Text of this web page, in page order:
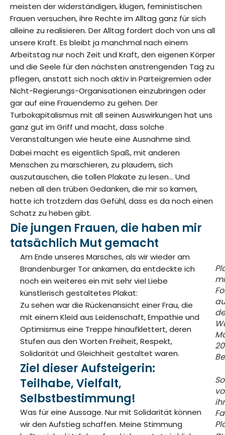
meisten der widerständigen, klugen, feministischen
Frauen versuchen, ihre Rechte im Alltag ganz für sich
alleine zu realisieren. Der Alltag fordert doch von uns all
unsere Kraft. Es bleibt ja manchmal nach einem
Arbeitstag nur noch Zeit und Kraft, den eigenen Körper
und die Seele für den nächsten anstrengenden Tag zu
pflegen, anstatt sich noch aktiv in Parteigremien oder
Nicht-Regierungs-Organisationen einzubringen oder
gar auf eine Frauendemo zu gehen. Der
Turbokapitalismus mit all seinen Auswirkungen hat uns
ganz gut im Griff und macht, dass solche
Veranstaltungen wie heute eine Ausnahme sind.
Dabei macht es eigentlich Spaß, mit anderen
Menschen zu marschieren, zu plaudern, sich
auszutauschen, die tollen Plakate zu lesen… Und
neben all den trüben Gedanken, die mir so kamen,
hatte ich trotzdem das Gefühl, dass es da noch einen
Schatz zu heben gibt.
Die jungen Frauen, die haben mir
tatsächlich Mut gemacht
Am Ende unseres Marsches, als wir wieder am
Brandenburger Tor ankamen, da entdeckte ich
noch ein weiteres ein mit sehr viel Liebe
künstlerisch gestaltetes Plakat:
Zu sehen war die Rückenansicht einer Frau, die
mit einem Kleid aus Leidenschaft, Empathie und
Optimismus eine Treppe hinaufklettert, deren
Stufen aus den Worten Freiheit, Respekt,
Solidarität und Gleichheit gestaltet waren.
Ziel dieser Aufsteigerin:
Teilhabe, Vielfalt,
Selbstbestimmung!
Was für eine Aussage. Nur mit Solidarität können
wir den Aufstieg schaffen. Meine Stimmung